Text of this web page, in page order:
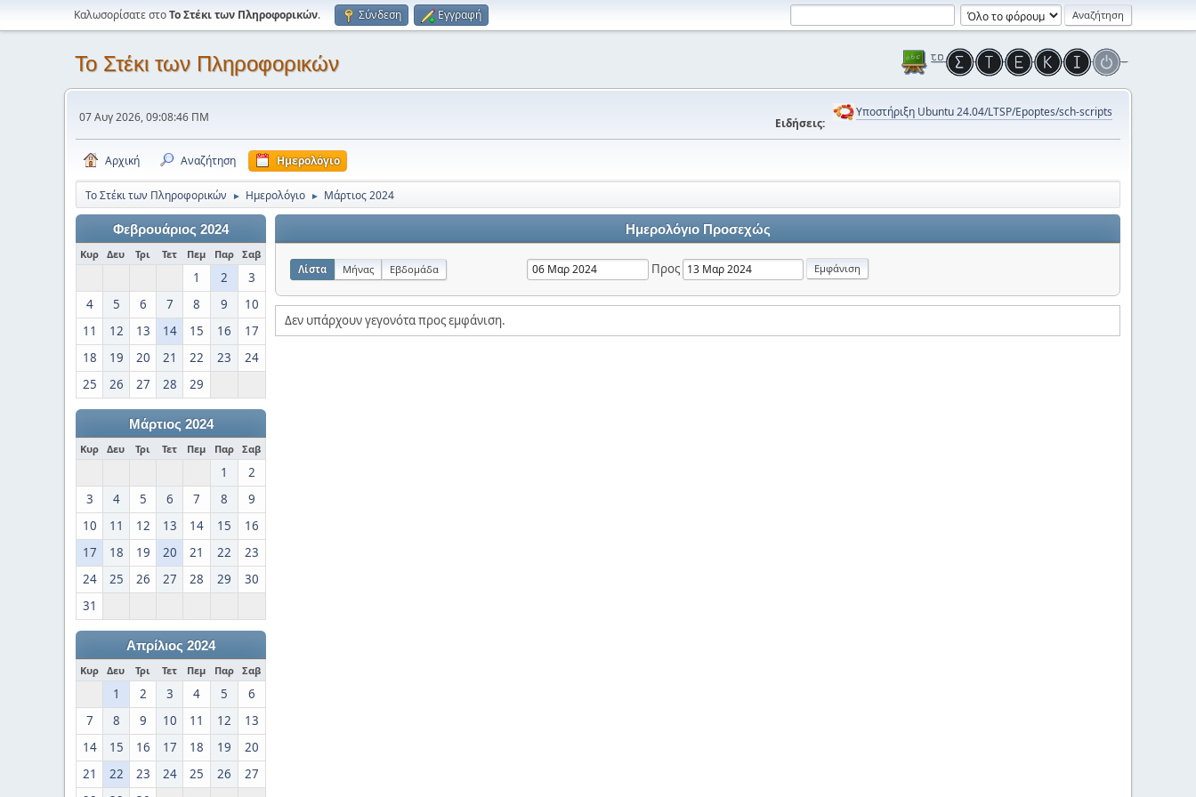
Καλωσορίσατε στοΤο Στέκι των Πληροφορικών. Σύνδεση Εγγραφή
Το Στέκι των Πληροφορικών
07 Αυγ 2026, 09:08:46 ΠΜ Ειδήσεις:
Υποστήριξη Ubuntu 24.04/LTSP/Epoptes/sch-scripts
Αρχική Αναζήτηση Ημερολόγιο
Το Στέκι των Πληροφορικών ► Ημερολόγιο ► Μάρτιος 2024
Φεβρουάριος 2024
Κυρ Δευ Τρι Τετ Πεμ Παρ Σαβ
1 2
3
4
5 6 7 8 9
10
11
12 13 14 15 16
17
18
19 20 21 22 23
24
25
26 27 28 29
Μάρτιος 2024
Κυρ Δευ Τρι Τετ Πεμ Παρ Σαβ
1
2
3
4 5 6 7 8
9
10
11 12 13 14 15
16
17
18 19 20 21 22
23
24
25 26 27 28 29
30
31
Απρίλιος 2024
Κυρ Δευ Τρι Τετ Πεμ Παρ Σαβ
1 2 3 4 5
6
7
8 9 10 11 12
13
14
15 16 17 18 19
20
21
22 23 24 25 26
27
Ημερολόγιο Προσεχώς
Λίστα Μήνας Εβδομάδα Προς
Δεν υπάρχουν γεγονότα προς εμφάνιση.